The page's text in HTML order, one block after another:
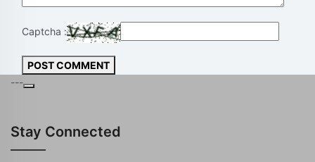
Captcha :
POST COMMENT
---
Stay Connected